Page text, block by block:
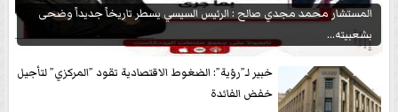
المستشار محمد مجدي صالح : الرئيس السيسي يسطر تاريخاً جديداً وضحى
بشعبيته...
خبير لـ”رؤية”: الضغوط الاقتصادية تقود ”المركزي” لتأجيل
خفض الفائدة